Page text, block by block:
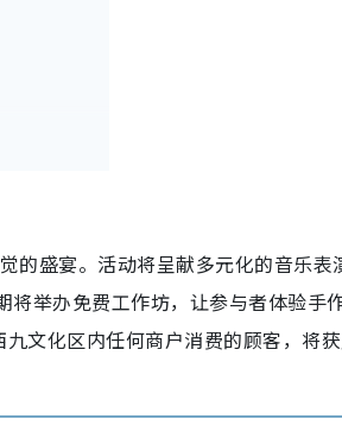
的盛宴。活动将呈献多元化的音乐表
将举办免费工作坊，让参与者体验手
文化区内任何商户消费的顾客，将